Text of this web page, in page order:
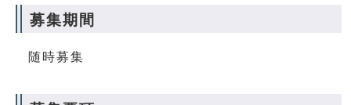
募集期間
随時募集